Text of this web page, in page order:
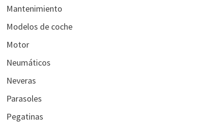
Mantenimiento
Modelos de coche
Motor
Neumáticos
Neveras
Parasoles
Pegatinas